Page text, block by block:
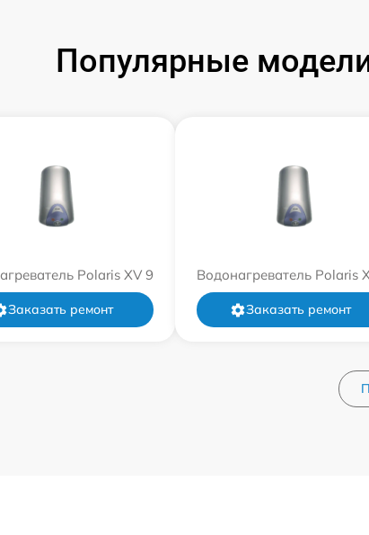
Популярные
Polaris XV 9
Заказать ремонт
Водонагреватель Polaris
Заказать ремонт